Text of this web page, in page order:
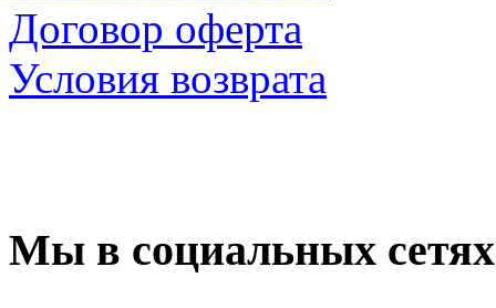
Договор оферта
Условия возврата
Мы в социальных сетях